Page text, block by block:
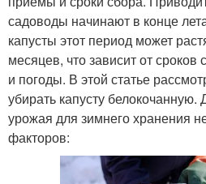
садоводы начинают в конце
капусты этот период может
месяцев, что зависит от
и погоды. В этой статье
убирать капусту
урожая для зимнего хранения
факторов: